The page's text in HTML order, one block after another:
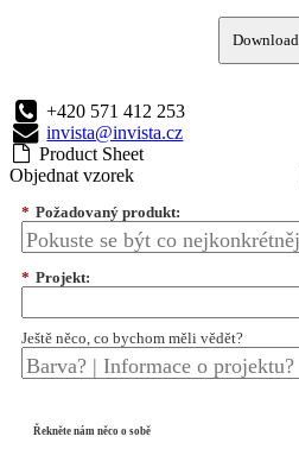
Download
+420 571 412 253
invista@invista.cz
Product Sheet
Objednat vzorek
* Požadovaný produkt:
* Projekt:
Ještě něco, co bychom měli vědět?
Řekněte nám něco o sobě